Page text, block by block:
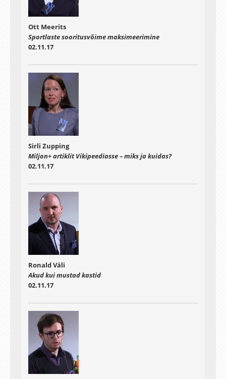
Ott Meerits
Sportlaste sooritusvõime maksimeerimine
02.11.17
Sirli Zupping
Miljon+ artiklit Vikipeediasse – miks ja kuidas?
02.11.17
Ronald Väli
Akud kui mustad kastid
02.11.17